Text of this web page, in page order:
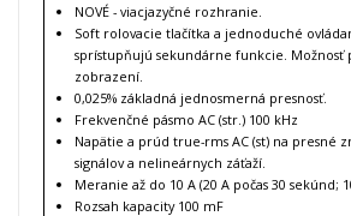
NOVÉ - viacjazyčné rozhranie.
Soft rolovacie tlačítka a jednoduché
sprístupňujú sekundárne funkcie. Možnosť
zobrazení.
0,025% základná jednosmerná presnosť.
Frekvenčné pásmo AC (str.) 100 kHz
Napätie a prúd true-rms AC (st) na presné
signálov a nelineárnych záťaží.
Meranie až do 10 A (20 A počas 30 sekúnd;
Rozsah kapacity 100 mF